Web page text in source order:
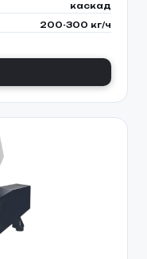
каскад
200-300 кг/ч